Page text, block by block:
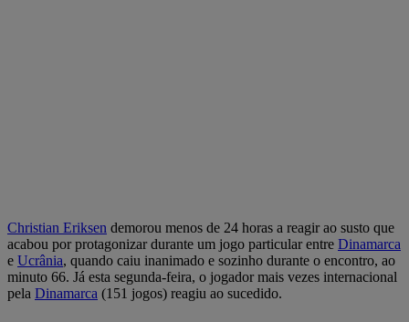
Christian Eriksen demorou menos de 24 horas a reagir ao susto que
acabou por protagonizar durante um jogo particular entre Dinamarca
e Ucrânia, quando caiu inanimado e sozinho durante o encontro, ao
minuto 66. Já esta segunda-feira, o jogador mais vezes internacional
pela Dinamarca (151 jogos) reagiu ao sucedido.